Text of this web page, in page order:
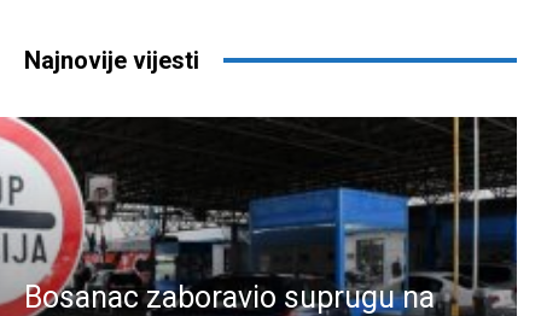
Najnovije vijesti
Bosanac zaboravio suprugu na